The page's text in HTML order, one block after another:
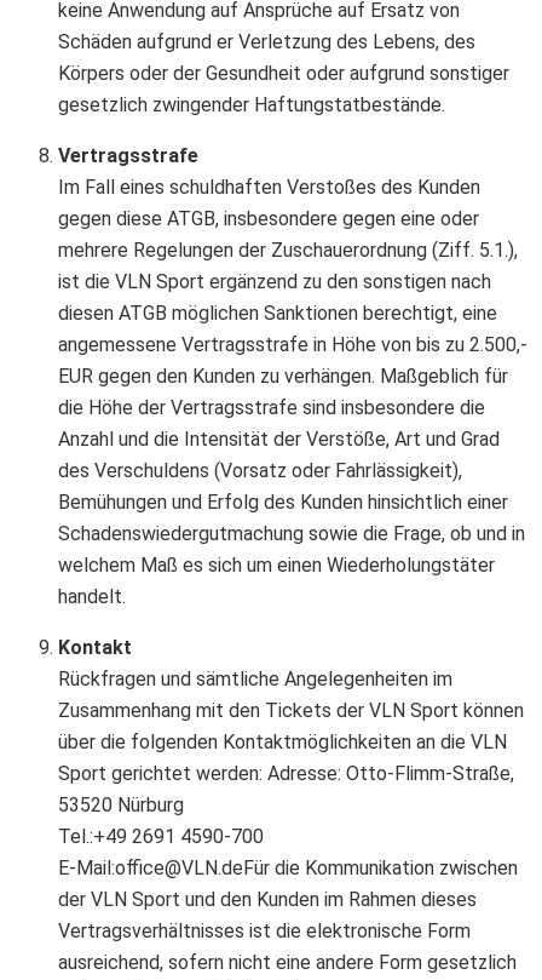
keine Anwendung auf Ansprüche auf Ersatz von
Schäden aufgrund er Verletzung des Lebens, des
Körpers oder der Gesundheit oder aufgrund sonstiger
gesetzlich zwingender Haftungstatbestände.
Vertragsstrafe
Im Fall eines schuldhaften Verstoßes des Kunden
gegen diese ATGB, insbesondere gegen eine oder
mehrere Regelungen der Zuschauerordnung (Ziff. 5.1.),
ist die VLN Sport ergänzend zu den sonstigen nach
diesen ATGB möglichen Sanktionen berechtigt, eine
angemessene Vertragsstrafe in Höhe von bis zu 2.500,-
EUR gegen den Kunden zu verhängen. Maßgeblich für
die Höhe der Vertragsstrafe sind insbesondere die
Anzahl und die Intensität der Verstöße, Art und Grad
des Verschuldens (Vorsatz oder Fahrlässigkeit),
Bemühungen und Erfolg des Kunden hinsichtlich einer
Schadenswiedergutmachung sowie die Frage, ob und in
welchem Maß es sich um einen Wiederholungstäter
handelt.
Kontakt
Rückfragen und sämtliche Angelegenheiten im
Zusammenhang mit den Tickets der VLN Sport können
über die folgenden Kontaktmöglichkeiten an die VLN
Sport gerichtet werden: Adresse: Otto-Flimm-Straße,
53520 Nürburg
Tel.:+49 2691 4590-700
E-Mail:office@VLN.deFür die Kommunikation zwischen
der VLN Sport und den Kunden im Rahmen dieses
Vertragsverhältnisses ist die elektronische Form
ausreichend, sofern nicht eine andere Form gesetzlich